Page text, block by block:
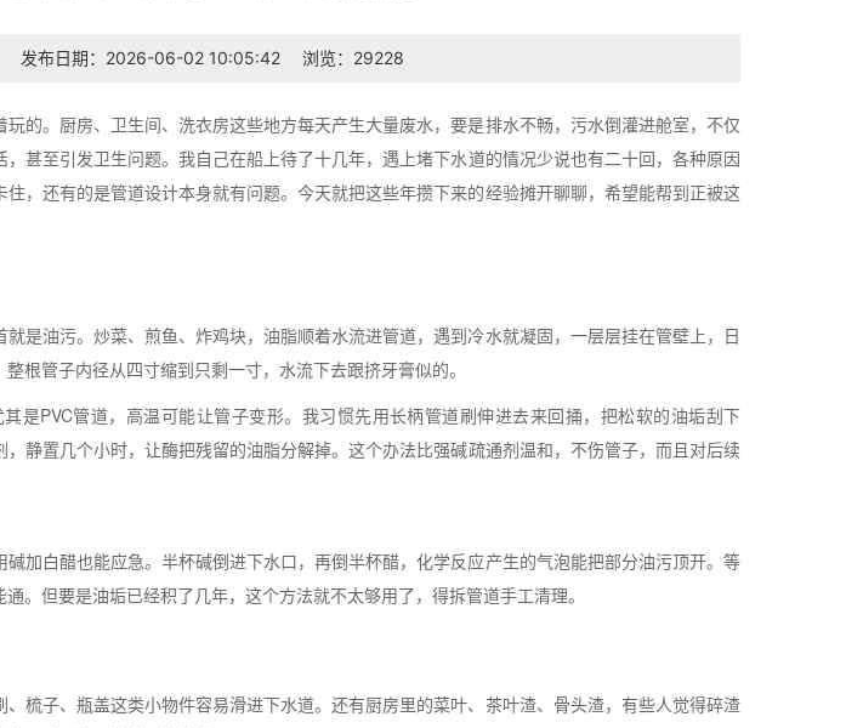
发布日期：2026-06-02 10:05:42 浏览：29228
的。厨房、卫生间、洗衣房这些地方每天产生大量废水，要是排水不畅，污水倒灌进舱室，不仅
甚至引发卫生问题。我自己在船上待了十几年，遇上堵下水道的情况少说也有二十回，各种原因
，还有的是管道设计本身就有问题。今天就把这些年攒下来的经验摊开聊聊，希望能帮到正被这
是油污。炒菜、煎鱼、炸鸡块，油脂顺着水流进管道，遇到冷水就凝固，一层层挂在管壁上，日
根管子内径从四寸缩到只剩一寸，水流下去跟挤牙膏似的。
是PVC管道，高温可能让管子变形。我习惯先用长柄管道刷伸进去来回捅，把松软的油垢刮下
静置几个小时，让酶把残留的油脂分解掉。这个办法比强碱疏通剂温和，不伤管子，而且对后续
加白醋也能应急。半杯碱倒进下水口，再倒半杯醋，化学反应产生的气泡能把部分油污顶开。等
。但要是油垢已经积了几年，这个方法就不太够用了，得拆管道手工清理。
梳子、瓶盖这类小物件容易滑进下水道。还有厨房里的菜叶、茶叶渣、骨头渣，有些人觉得碎渣